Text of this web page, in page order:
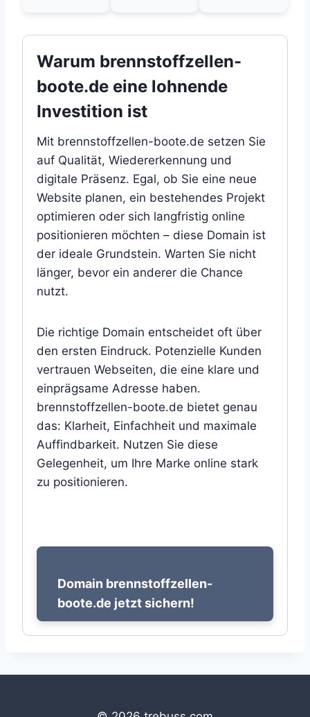
Warum brennstoffzellen-
boote.de eine lohnende
Investition ist
Mit brennstoffzellen-boote.de setzen Sie
auf Qualität, Wiedererkennung und
digitale Präsenz. Egal, ob Sie eine neue
Website planen, ein bestehendes Projekt
optimieren oder sich langfristig online
positionieren möchten – diese Domain ist
der ideale Grundstein. Warten Sie nicht
länger, bevor ein anderer die Chance
nutzt.
Die richtige Domain entscheidet oft über
den ersten Eindruck. Potenzielle Kunden
vertrauen Webseiten, die eine klare und
einprägsame Adresse haben.
brennstoffzellen-boote.de bietet genau
das: Klarheit, Einfachheit und maximale
Auffindbarkeit. Nutzen Sie diese
Gelegenheit, um Ihre Marke online stark
zu positionieren.
Domain brennstoffzellen-
boote.de jetzt sichern!